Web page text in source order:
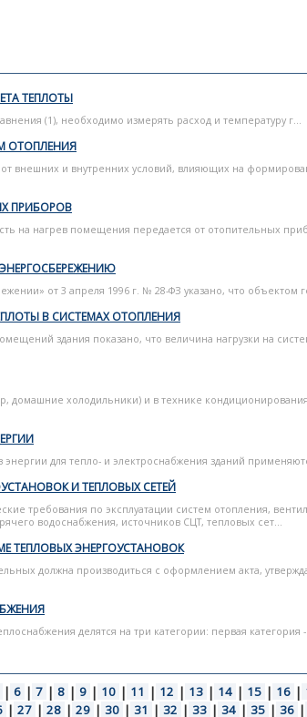
ТЕПЛОТЫ
(1), необходимо измерять расход и температуру г...
ОТОПЛЕНИЯ
внешних и внутренних условий, влияющих на
ПРИБОРОВ
на нагрев помещения передается от отопительных
от 3 апреля 1996 г. № 28-ФЗ указано, что объектом
В СИСТЕМАХ ОТОПЛЕНИЯ
здания показано, что величина нагрузки на
холодильники) и в технике кондиционирования
для тепло- и электроснабжения зданий
И ТЕПЛОВЫХ СЕТЕЙ
требования по эксплуатации систем отопления,
водоснабжения, источников СЦТ, тепловых сет...
ТЕПЛОВЫХ ЭНЕРГОУСТАНОВОК
должна производиться с оформлением акта,
делятся на три категории: первая категория
| 6 | 7 | 8 | 9 | 10 | 11 | 12 | 13 | 14 | 15 | 16 |
| 27 | 28 | 29 | 30 | 31 | 32 | 33 | 34 | 35 | 36 |